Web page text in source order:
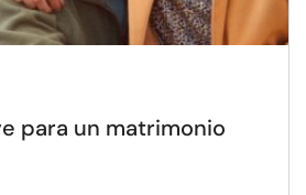
para un matrimonio